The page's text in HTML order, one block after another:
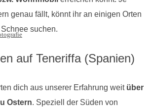
genau fällt, könnt ihr an einigen Orten
suchen.
auf Teneriffa (Spanien)
dich aus unserer Erfahrung weit über
Ostern. Speziell der Süden von